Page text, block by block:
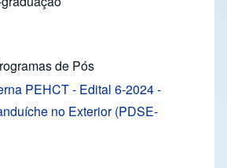
de Pós
PEHCT - Edital 6-2024 -
no Exterior (PDSE-